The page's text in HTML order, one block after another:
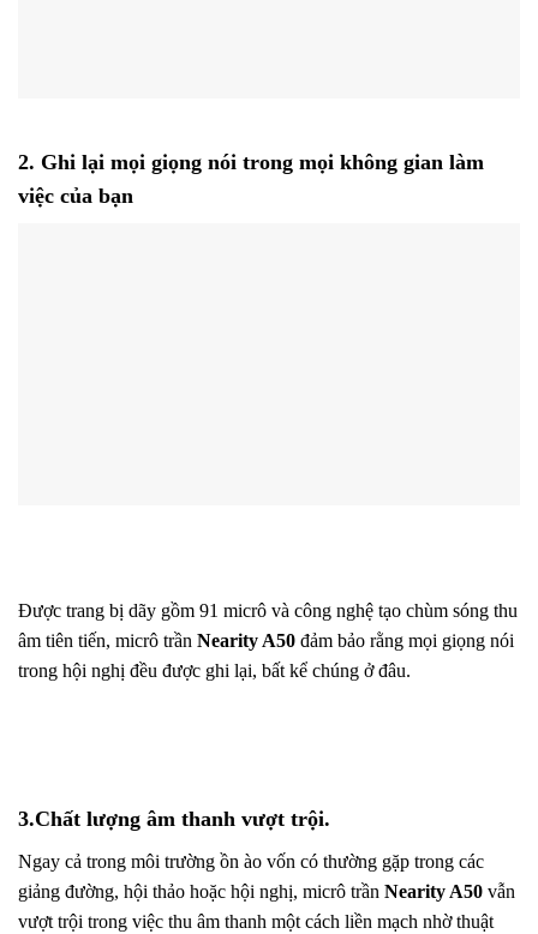
2. Ghi lại mọi giọng nói trong mọi không gian làm
việc của bạn
Được trang bị dãy gồm 91 micrô và công nghệ tạo chùm sóng thu
âm tiên tiến, micrô trần Nearity A50 đảm bảo rằng mọi giọng nói
trong hội nghị đều được ghi lại, bất kể chúng ở đâu.
3.Chất lượng âm thanh vượt trội.
Ngay cả trong môi trường ồn ào vốn có thường gặp trong các
giảng đường, hội thảo hoặc hội nghị, micrô trần Nearity A50 vẫn
vượt trội trong việc thu âm thanh một cách liền mạch nhờ thuật